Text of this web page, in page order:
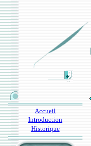
Accueil
Introduction
Historique